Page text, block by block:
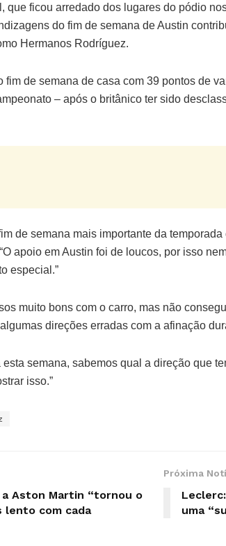
que ficou arredado dos lugares do pódio
do fim de semana de Austin
Hermanos Rodríguez.
fim de semana de casa com 39 pontos de
– após o britânico ter sido
de semana mais importante da
apoio em Austin foi de loucos, por isso
especial.”
muito bons com o carro, mas não
direções erradas com a afinação
esta semana, sabemos qual a direção que
isso.”
Aston Martin “tornou o
lento com cada
Próxima
uma